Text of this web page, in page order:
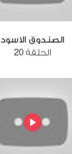
الصندوق الاسود
الحلقة 20